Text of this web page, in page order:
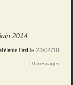
2014
Fazi le 23/04/18
| 0 messages